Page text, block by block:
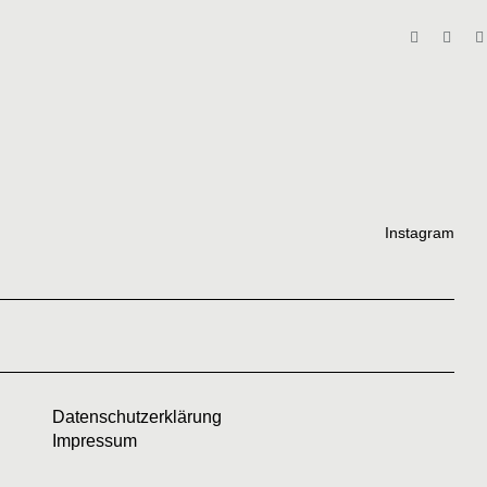
Instagram
Datenschutzerklärung
Impressum